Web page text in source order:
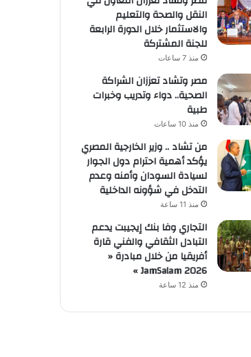
النقل والصحة والتعليم
والاستثمار خلال الدورة الرابعة
للجنة المشتركة
منذ 7 ساعات
مصر وتشاد تعززان الشراكة
الصحية.. دواء وتدريب وخبرات
طبية
منذ 10 ساعات
من تشاد .. وزير الخارجية المصري
يؤكد أهمية احترام دول الجوار
لسيادة السودان وأمنه وعدم
التدخل في شؤونه الداخلية
منذ 11 ساعة
التجاري وفا بنك إيجيبت يدعم
التبادل الثقافي والفني قارة
أفريقيا من خلال مبادرة «
JamSalam 2026 »
منذ 12 ساعة